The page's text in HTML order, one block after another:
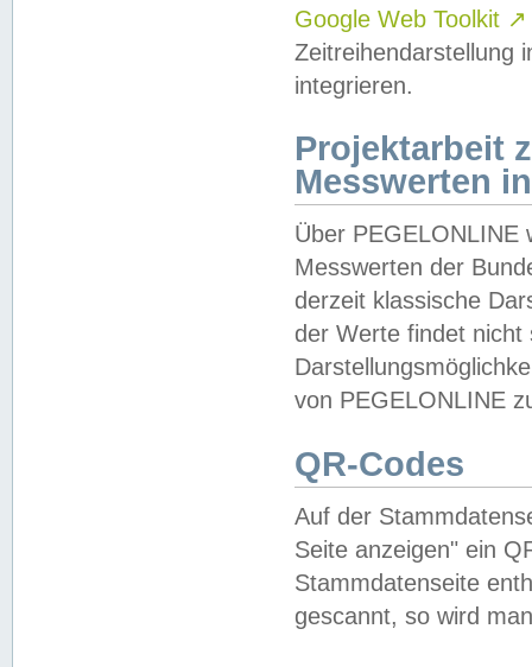
Google Web Toolkit ↗
Zeitreihendarstellung
integrieren.
Projektarbeit
Messwerten
Über PEGELONLINE
Messwerten der
derzeit klassische
der Werte findet
von PEGELONLINE
QR-Codes
Auf der
Seite anzeigen" ein
Stammdatenseite
gescannt, so wird